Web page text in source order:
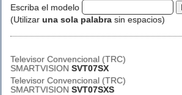
Escriba el modelo
(Utilizar una sola palabra sin espacios)
Televisor Convencional (TRC)
SMARTVISION SVT07SX
Televisor Convencional (TRC)
SMARTVISION SVT07SXS